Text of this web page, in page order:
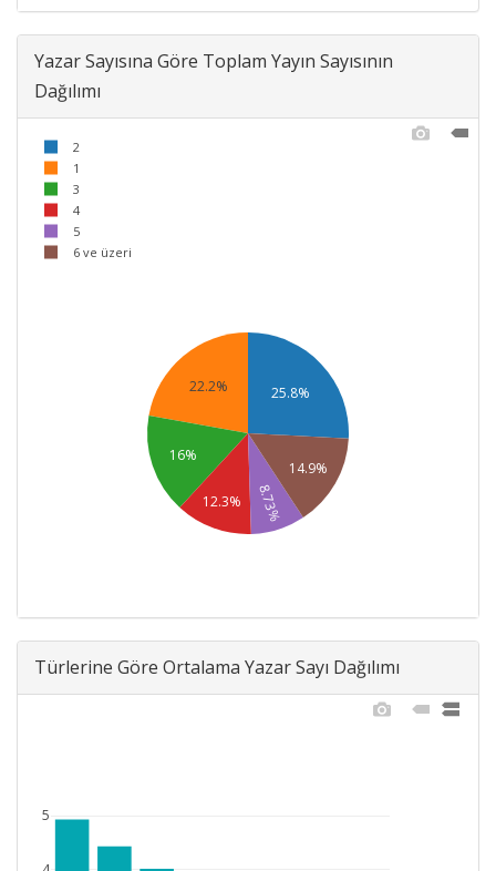
Yazar Sayısına Göre Toplam Yayın Sayısının
Dağılımı
25.8%
22.2%
16%
12.3% 8.73%
14.9%
2
1
3
4
5
6 ve üzeri
Türlerine Göre Ortalama Yazar Sayı Dağılımı
5